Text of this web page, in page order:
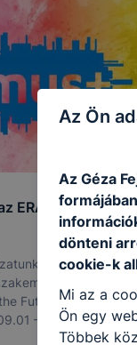
ERASMUS +
„Európai
- „By
Future
– 2027.08.31.
Az Ön
Az Géza
dönteni
cookie-k
Mi az a
Ön egy
Többek